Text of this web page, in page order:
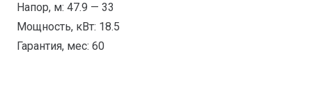
Напор, м: 47.9 — 33
Мощность, кВт: 18.5
Гарантия, мес: 60